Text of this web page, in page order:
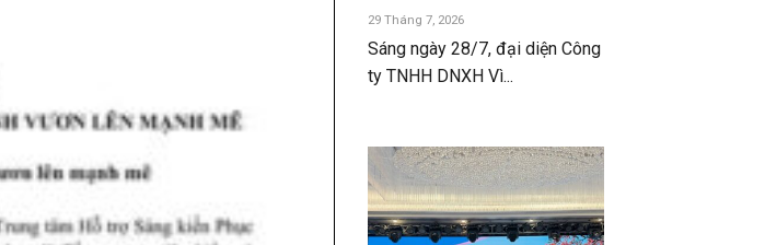
29 Tháng 7, 2026
Sáng ngày 28/7, đại diện Công
ty TNHH DNXH Vì...